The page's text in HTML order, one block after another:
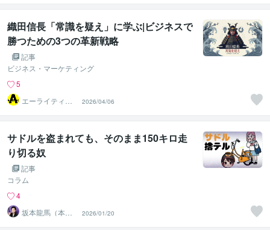
織田信長「常識を疑え」に学ぶ|ビジネスで
勝つための3つの革新戦略
記事
ビジネス・マーケティング
5
エーライティン
2026/04/06
サドルを盗まれても、そのまま150キロ走
り切る奴
記事
コラム
4
坂本龍馬（本
名）
2026/01/20